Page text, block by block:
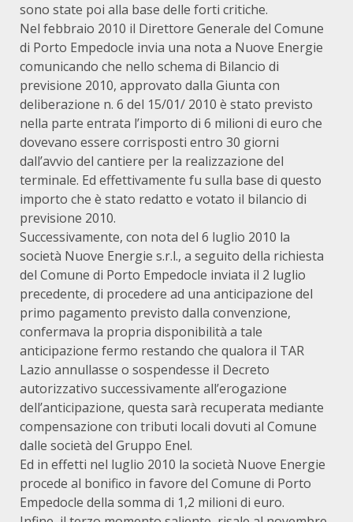
sono state poi alla base delle forti critiche.
Nel febbraio 2010 il Direttore Generale del Comune
di Porto Empedocle invia una nota a Nuove Energie
comunicando che nello schema di Bilancio di
previsione 2010, approvato dalla Giunta con
deliberazione n. 6 del 15/01/ 2010 è stato previsto
nella parte entrata l’importo di 6 milioni di euro che
dovevano essere corrisposti entro 30 giorni
dall’avvio del cantiere per la realizzazione del
terminale. Ed effettivamente fu sulla base di questo
importo che è stato redatto e votato il bilancio di
previsione 2010.
Successivamente, con nota del 6 luglio 2010 la
società Nuove Energie s.r.l., a seguito della richiesta
del Comune di Porto Empedocle inviata il 2 luglio
precedente, di procedere ad una anticipazione del
primo pagamento previsto dalla convenzione,
confermava la propria disponibilità a tale
anticipazione fermo restando che qualora il TAR
Lazio annullasse o sospendesse il Decreto
autorizzativo successivamente all’erogazione
dell’anticipazione, questa sarà recuperata mediante
compensazione con tributi locali dovuti al Comune
dalle società del Gruppo Enel.
Ed in effetti nel luglio 2010 la società Nuove Energie
procede al bonifico in favore del Comune di Porto
Empedocle della somma di 1,2 milioni di euro.